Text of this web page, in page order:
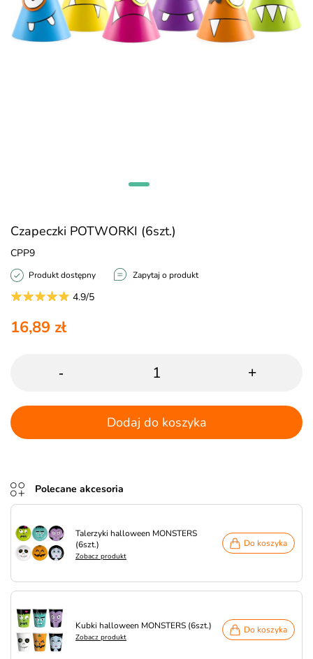
Czapeczki POTWORKI (6szt.)
CPP9
Produkt dostępny Zapytaj o produkt
4.9/5
16,89 zł
- +
Dodaj do koszyka
Polecane akcesoria
Talerzyki halloween MONSTERS
(6szt.)
Zobacz produkt
Do koszyka
Kubki halloween MONSTERS (6szt.)
Zobacz produkt
Do koszyka